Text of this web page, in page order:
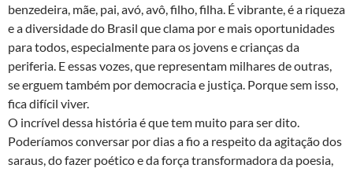
benzedeira, mãe, pai, avó, avô, filho, filha. É vibrante, é a riqueza
e a diversidade do Brasil que clama por e mais oportunidades
para todos, especialmente para os jovens e crianças da
periferia. E essas vozes, que representam milhares de outras,
se erguem também por democracia e justiça. Porque sem isso,
fica difícil viver.
O incrível dessa história é que tem muito para ser dito.
Poderíamos conversar por dias a fio a respeito da agitação dos
saraus, do fazer poético e da força transformadora da poesia,